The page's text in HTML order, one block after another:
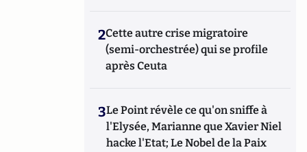
2Cette autre crise migratoire
(semi-orchestrée) qui se profile
après Ceuta
3Le Point révèle ce qu'on sniffe à
l'Elysée, Marianne que Xavier Niel
hacke l'Etat; Le Nobel de la Paix